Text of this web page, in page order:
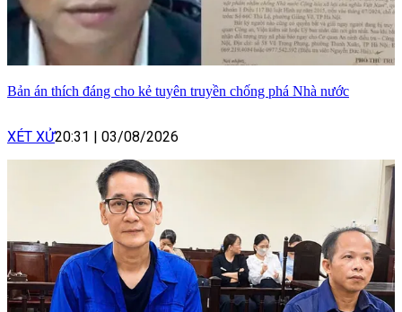
Bản án thích đáng cho kẻ tuyên truyền chống phá Nhà nước
XÉT XỬ20:31 | 03/08/2026